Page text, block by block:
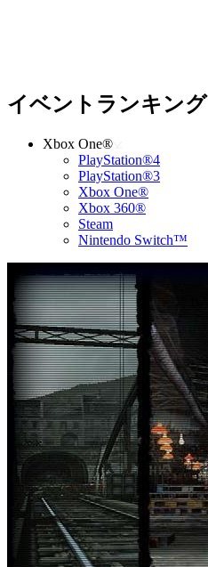
イベントランキング
Xbox One®
PlayStation®4
PlayStation®3
Xbox One®
Xbox 360®
Steam
Nintendo Switch™